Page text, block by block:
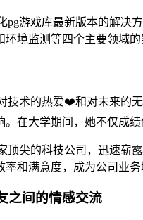
pg游戏库最新版本的解决
境监测等四个主要领域的
技术的热爱❤️和对未来的
在大学期间，她不仅成
顶尖的科技公司，迅速崭
和满意度，成为公司业
之间的情感交流